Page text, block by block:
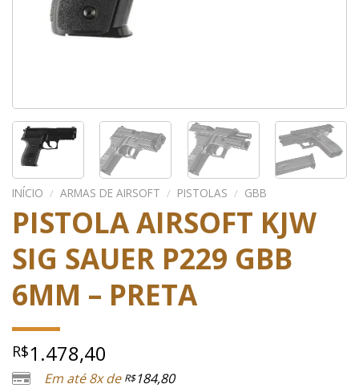
INÍCIO / ARMAS DE AIRSOFT / PISTOLAS / GBB
PISTOLA AIRSOFT KJW
SIG SAUER P229 GBB
6MM – PRETA
R$1.478,40
Em até 8x de R$184,80